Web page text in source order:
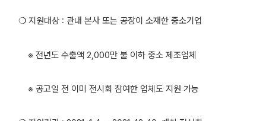
❍ 지원대상 : 관내 본사 또는 공장이 소재한 중소기업
※ 전년도 수출액 2,000만 불 이하 중소 제조업체
※ 공고일 전 이미 전시회 참여한 업체도 지원 가능